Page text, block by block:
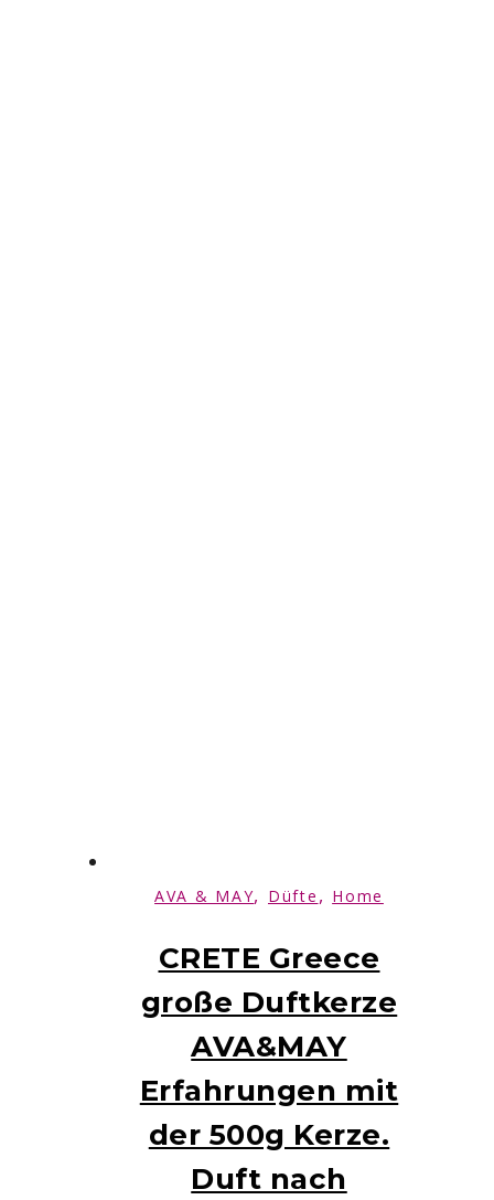
AVA & MAY, Düfte , Home
CRETE Greece
große Duftkerze
AVA&MAY
Erfahrungen mit
der 500g Kerze.
Duft nach